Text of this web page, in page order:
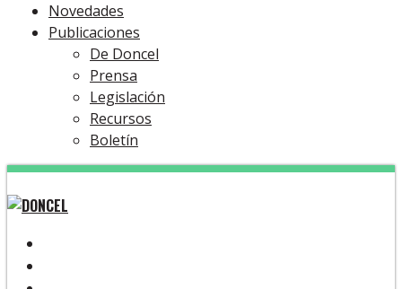
Novedades
Publicaciones
De Doncel
Prensa
Legislación
Recursos
Boletín